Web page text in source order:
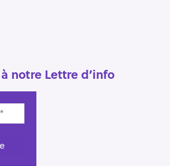
notre Lettre d’info